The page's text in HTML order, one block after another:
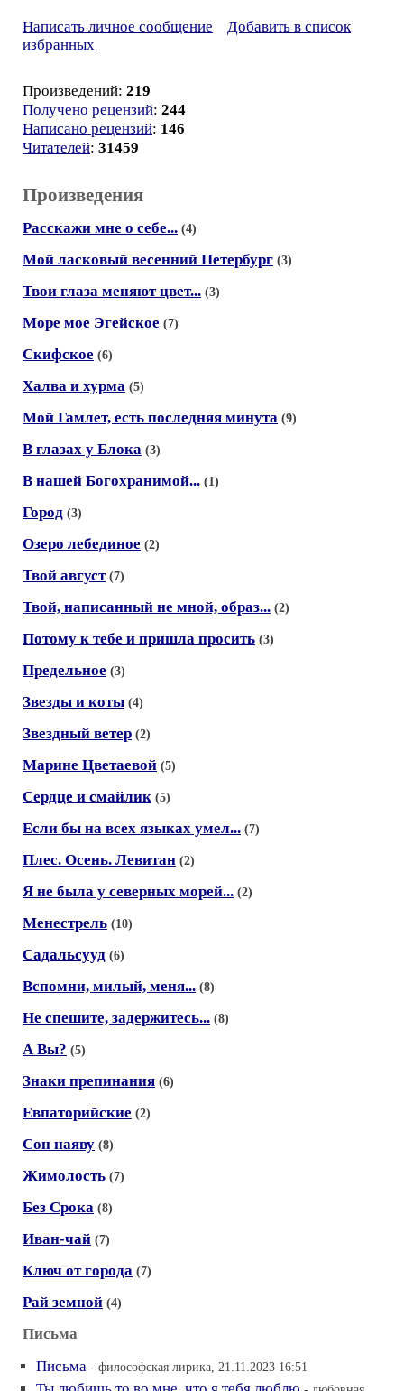
Написать личное сообщение
Добавить в список
избранных
Произведений: 219
Получено рецензий: 244
Написано рецензий: 146
Читателей: 31459
Произведения
Расскажи мне о себе... (4)
Мой ласковый весенний Петербург (3)
Твои глаза меняют цвет... (3)
Море мое Эгейское (7)
Скифское (6)
Халва и хурма (5)
Мой Гамлет, есть последняя минута (9)
В глазах у Блока (3)
В нашей Богохранимой... (1)
Город (3)
Озеро лебединое (2)
Твой август (7)
Твой, написанный не мной, образ... (2)
Потому к тебе и пришла просить (3)
Предельное (3)
Звезды и коты (4)
Звездный ветер (2)
Марине Цветаевой (5)
Сердце и смайлик (5)
Если бы на всех языках умел... (7)
Плес. Осень. Левитан (2)
Я не была у северных морей... (2)
Менестрель (10)
Садальсууд (6)
Вспомни, милый, меня... (8)
Не спешите, задержитесь... (8)
А Вы? (5)
Знаки препинания (6)
Евпаторийские (2)
Сон наяву (8)
Жимолость (7)
Без Срока (8)
Иван-чай (7)
Ключ от города (7)
Рай земной (4)
Письма
Письма - философская лирика, 21.11.2023 16:51